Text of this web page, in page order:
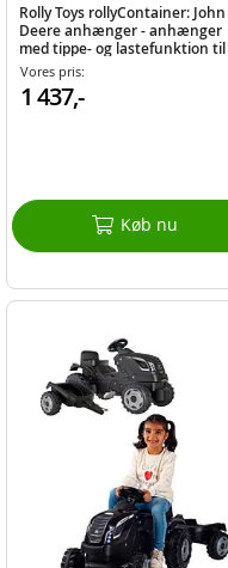
Rolly Toys rollyContainer: John
Deere anhænger - anhænger
med tippe- og lastefunktion til
pedaltraktor
Vores pris:
1 437,-
Køb nu